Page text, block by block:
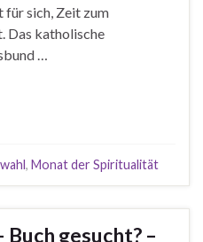
sich, Zeit zum
Das katholische
…
, Monat der Spiritualität
Buch gesucht? –